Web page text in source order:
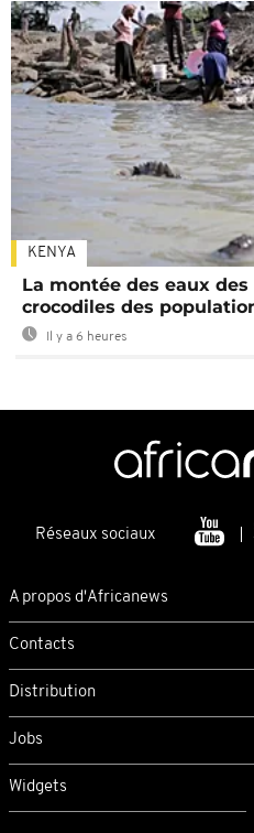
KENYA
La montée des eaux
crocodiles des
Il y a 6 heures
Réseaux sociaux
A propos d'Africanews
Contacts
Distribution
Jobs
Widgets